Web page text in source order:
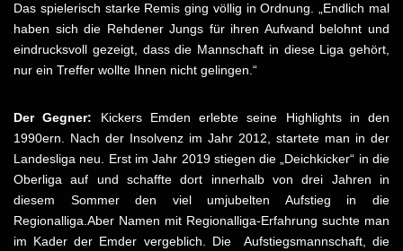
Das spielerisch starke Remis ging völlig in Ordnung. „Endlich mal
haben sich die Rehdener Jungs für ihren Aufwand belohnt und
eindrucksvoll gezeigt, dass die Mannschaft in diese Liga gehört,
nur ein Treffer wollte Ihnen nicht gelingen.“
Der Gegner: Kickers Emden erlebte seine Highlights in den
1990ern. Nach der Insolvenz im Jahr 2012, startete man in der
Landesliga neu. Erst im Jahr 2019 stiegen die „Deichkicker“ in die
Oberliga auf und schaffte dort innerhalb von drei Jahren in
diesem Sommer den viel umjubelten Aufstieg in die
Regionalliga.Aber Namen mit Regionalliga-Erfahrung suchte man
im Kader der Emder vergeblich. Die Aufstiegsmannschaft, die